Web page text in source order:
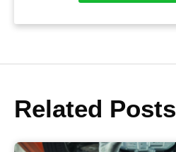
Related Posts